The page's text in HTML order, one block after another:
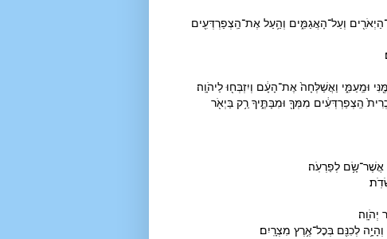
וְעַל־הָאֲגַמִּ֑ים וְהַ֥עַל אֶת־הַֽצְפַרְדְּעִ֖ים
וּמֵֽעַמִּ֑י וַאֲשַׁלְּחָה֙ אֶת־הָעָ֔ם וְיִזְבְּח֖וּ לַיהֹוָֽה׃
הַֽצְפַרְדְּעִ֔ים מִמְּךָ֖ וּמִבָּתֶּ֑יךָ רַ֥ק בַּיְאֹ֖ר
לְפַרְעֹֽה׃
לְכִנִּ֖ם בְּכׇל־אֶ֥רֶץ מִצְרָֽיִם׃